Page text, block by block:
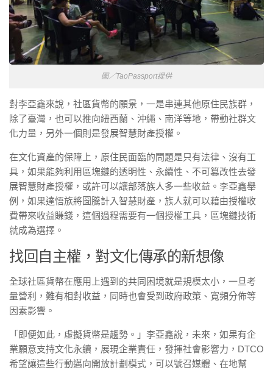
圖／TaoPassport提供
對李亞鑫來說，社區貨幣的願景，一是串連其他原住民族群，
除了臺灣，也可以推向紐西蘭、沖繩、南洋等地，帶動社群文
化力量，另外一個則是發展智慧財產授權。
在文化資產的保障上，原住民面臨的問題是只有法律、沒有工
具，如果能夠利用區塊鏈的透明性、永續性、不可篡改性去發
展智慧財產授權，或許可以讓部落族人多一些收益。李亞鑫舉
例，如果達悟族將圖騰計入智慧財產，族人就可以藉由授權收
費帶來收益賺錢，這個過程需要有一個授權工具，區塊鏈技術
就成為選擇。
找回自主權，對文化傳承的新想像
全球社區貨幣在應用上遇到的共同困境就是規模太小，一旦考
量營利，難有相對收益，同時也會受到政府政策、寬頻分佈等
因素影響。
「即便如此，虛擬貨幣是趨勢。」李亞鑫說，未來，如果有企
業願意支持文化永續，展現企業責任，發揮社會影響力，DTCO
希望讓這些行動邁向開放計劃模式，可以號召媒體、在地幫